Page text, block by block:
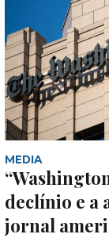
MEDIA
declínio e a
jornal